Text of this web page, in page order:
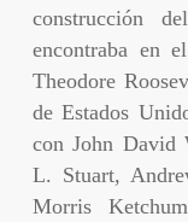
construcción
encontraba en
Theodore
de Estados
con John David
L. Stuart,
Morris